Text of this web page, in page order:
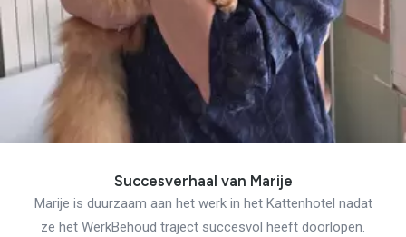
Succesverhaal van Marije
Marije is duurzaam aan het werk in het Kattenhotel nadat
ze het WerkBehoud traject succesvol heeft doorlopen.